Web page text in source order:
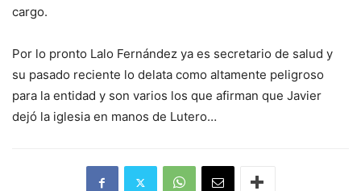
cargo.
Por lo pronto Lalo Fernández ya es secretario de salud y
su pasado reciente lo delata como altamente peligroso
para la entidad y son varios los que afirman que Javier
dejó la iglesia en manos de Lutero…